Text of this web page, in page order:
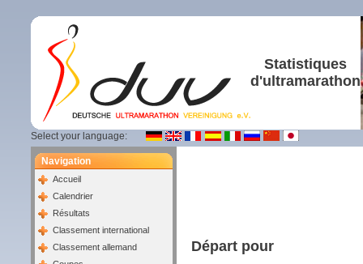
Statistiques
d'ultramarathon
Select your language:
Navigation
Accueil
Calendrier
Résultats
Classement international
Classement allemand
Départ pour